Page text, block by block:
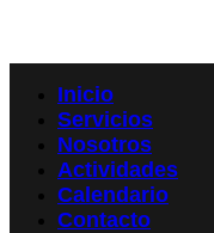
Inicio
Servicios
Nosotros
Actividades
Calendario
Contacto